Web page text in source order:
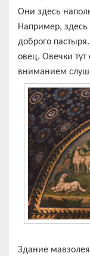
Они здесь
Например,
доброго
овец. Овечки тут
вниманием
Здание